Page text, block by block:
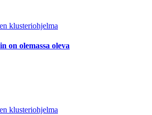
klusteriohjelma
on olemassa oleva
klusteriohjelma